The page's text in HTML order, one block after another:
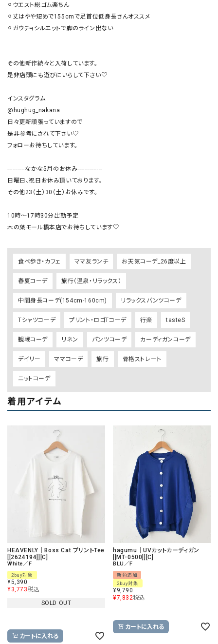
⚪︎ウエスト総ゴム楽ちん
⚪︎丈はやや短めで155cmで足首位低身長さんオススメ
⚪︎ガウチョシルエットで脚のライン出ない
その他新作続々と入荷しています。
是非店頭にも遊びにいらして下さい♡
インスタグラム
@hughug_nakana
日々更新頑張っていますので
是非参考にされて下さい♡
フォローお待ちしています。
----------なかな5月のお休み--------------
日曜日、祝日お休み頂いております。
その他23（土）30（土）お休みです。
10時〜17時30分出勤予定
木の葉モール橋本店でお待ちしています♡
食べ歩き・カフェ ママ友ランチ お天気コーデ_26度以上
春夏コーデ 旅行（温泉・リラックス）
中間身長コーデ(154cm-160cm) リラックスパンツコーデ
Tシャツコーデ プリント・ロゴTコーデ 行楽 tasteS
観戦コーデ リネン パンツコーデ カーディガンコーデ
デイリー ママコーデ 旅行 骨格ストレート
ニットコーデ
着用アイテム
HEAVENLY｜Boss Cat プリントTee
[[2624194]][C]
White／F
2buy対象
¥5,390
¥3,773税込
SOLD OUT
カートに入れる
hagumu｜UVカットカーディガン
[[MT-0500]][C]
BLU／F
新色追加
2buy対象
¥9,790
¥7,832税込
カートに入れる